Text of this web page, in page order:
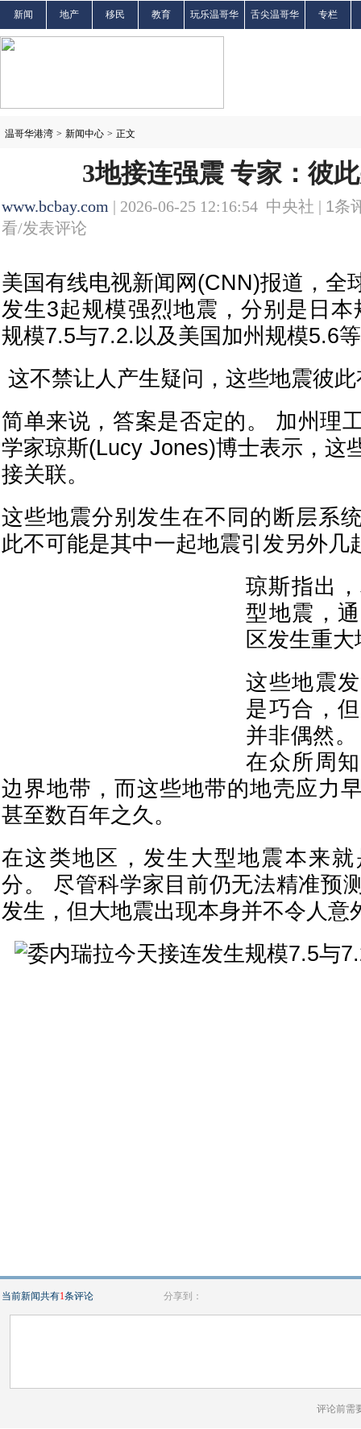
新闻 地产 移民 教育 玩乐温哥华 舌尖温哥华 专栏
温哥华港湾 > 新闻中心 > 正文
3地接连强震 专家：彼
www.bcbay.com | 2026-06-25 12:16:54 中央社 | 1条
看/发表评论
美国有线电视新闻网(CNN)报道，全
发生3起规模强烈地震，分别是日
规模7.5与7.2.以及美国加州规模5.6
这不禁让人产生疑问，这些地震彼
简单来说，答案是否定的。 加州理
学家琼斯(Lucy Jones)博士表示，这
接关联。
这些地震分别发生在不同的断层系
此不可能是其中一起地震引发另外几
琼斯指出
型地震，
区发生重
这些地震
是巧合，
并非偶然
在众所周
边界地带，而这些地带的地壳应力
甚至数百年之久。
在这类地区，发生大型地震本来
分。 尽管科学家目前仍无法精准预
发生，但大地震出现本身并不令人意
当前新闻共有1条评论 分享到：
评论前需